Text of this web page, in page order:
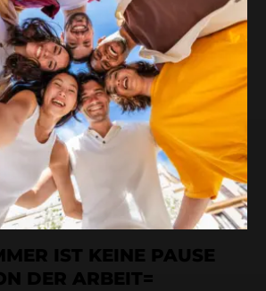
IST KEINE PAUSE
DER ARBEIT=